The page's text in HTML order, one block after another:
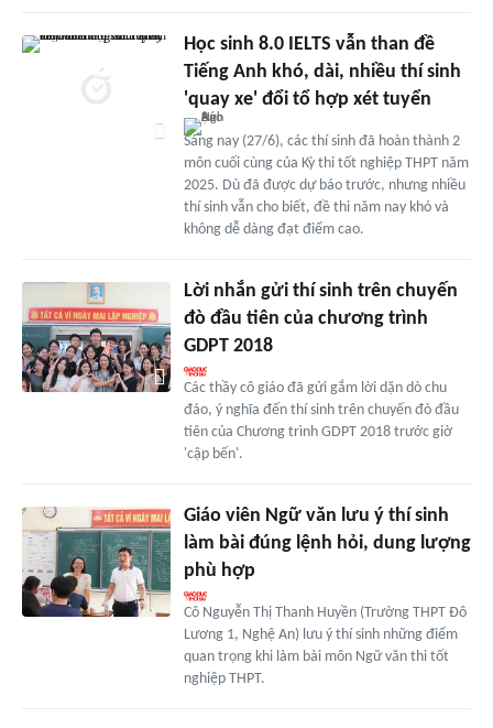
Học sinh 8.0 IELTS vẫn than đề
Tiếng Anh khó, dài, nhiều thí sinh
'quay xe' đổi tổ hợp xét tuyển
Sáng nay (27/6), các thí sinh đã hoàn thành 2
môn cuối cùng của Kỳ thi tốt nghiệp THPT năm
2025. Dù đã được dự báo trước, nhưng nhiều
thí sinh vẫn cho biết, đề thi năm nay khó và
không dễ dàng đạt điểm cao.
Lời nhắn gửi thí sinh trên chuyến
đò đầu tiên của chương trình
GDPT 2018
Các thầy cô giáo đã gửi gắm lời dặn dò chu
đáo, ý nghĩa đến thí sinh trên chuyến đò đầu
tiên của Chương trình GDPT 2018 trước giờ
'cập bến'.
Giáo viên Ngữ văn lưu ý thí sinh
làm bài đúng lệnh hỏi, dung lượng
phù hợp
Cô Nguyễn Thị Thanh Huyền (Trường THPT Đô
Lương 1, Nghệ An) lưu ý thí sinh những điểm
quan trọng khi làm bài môn Ngữ văn thi tốt
nghiệp THPT.